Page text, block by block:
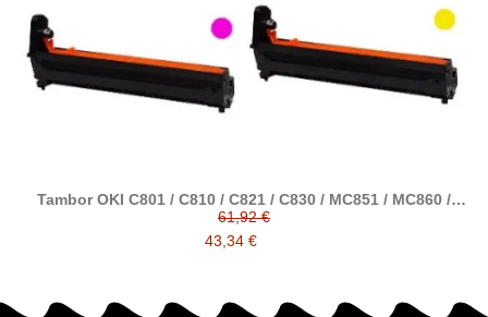
Tambor OKI C801 / C810 / C821 / C830 / MC851 / MC860 /
MC861 / MC862 / ES8430 / ES8460 / ES8451 / ES8461 /
CX2633 comp. a OKI
61,92 €
43,34 €